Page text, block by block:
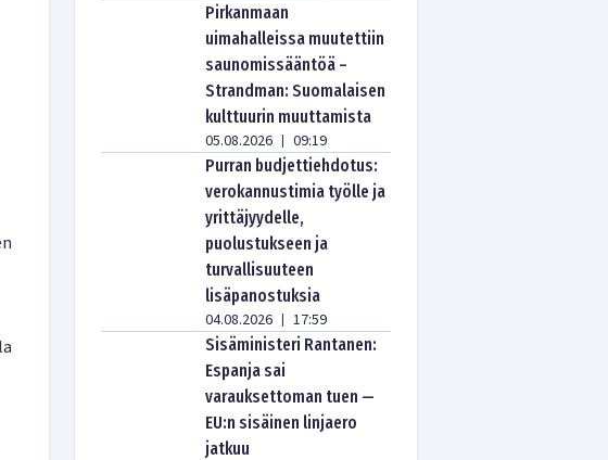
Pirkanmaan
uimahalleissa muutettiin
saunomissääntöä –
Strandman: Suomalaisen
kulttuurin muuttamista
05.08.2026 | 09:19
Purran budjettiehdotus:
verokannustimia työlle ja
yrittäjyydelle,
puolustukseen ja
turvallisuuteen
lisäpanostuksia
04.08.2026 | 17:59
Sisäministeri Rantanen:
Espanja sai
varauksettoman tuen —
EU:n sisäinen linjaero
jatkuu